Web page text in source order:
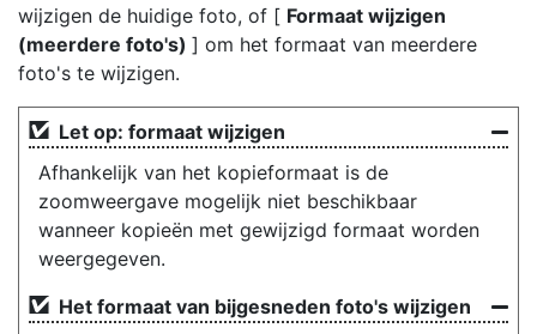
wijzigen de huidige foto, of [ Formaat wijzigen
(meerdere foto's) ] om het formaat van meerdere
foto's te wijzigen.
Let op: formaat wijzigen
Afhankelijk van het kopieformaat is de
zoomweergave mogelijk niet beschikbaar
wanneer kopieën met gewijzigd formaat worden
weergegeven.
Het formaat van bijgesneden foto's wijzigen